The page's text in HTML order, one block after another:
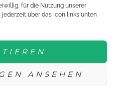
für die Nutzung unserer
über das Icon links unten
ANSEHEN
in diesem Browser für
speichern.